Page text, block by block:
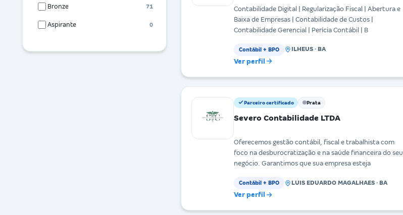
Bronze 71
Aspirante 0
Contabilidade Digital | Regularização Fiscal | Abertura e
Baixa de Empresas | Contabilidade de Custos |
Contabilidade Gerencial | Perícia Contábil | B
Contábil + BPO ILHEUS · BA
Ver perfil
Parceiro certificado Prata
Severo Contabilidade LTDA
Oferecemos gestão contábil, fiscal e trabalhista com
foco na desburocratização e na saúde financeira do seu
negócio. Garantimos que sua empresa esteja
Contábil + BPO LUIS EDUARDO MAGALHAES · BA
Ver perfil